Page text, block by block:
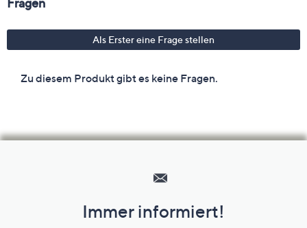
Unternehmensinformationen
Immer informiert!